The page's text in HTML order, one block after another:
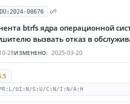
08676
btrfs ядра операционной
вызвать отказ в
28ИЗМЕНЕНО: 2025-03-20
UI:N/S:U/C:N/I:N/A:H